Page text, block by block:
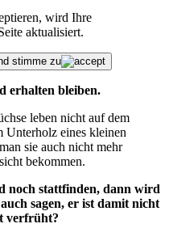
wird Ihre
aktualisiert.
stimme zu
erhalten bleiben.
leben nicht auf dem
Unterholz eines kleinen
sie auch nicht mehr
bekommen.
noch stattfinden, dann wird
sagen, er ist damit nicht
verfrüht?